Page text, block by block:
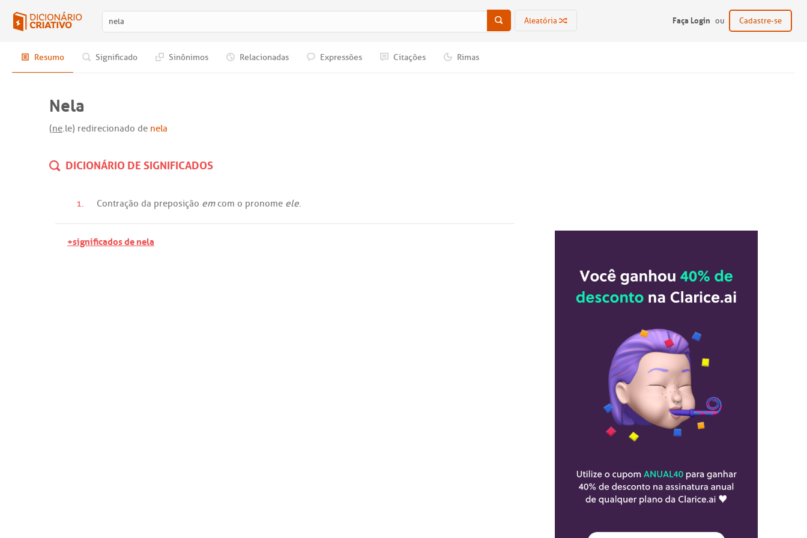
Aleatória Faça Login ou Cadastre-se
Resumo Significado Sinônimos Relacionadas Expressões Citações Rimas
Nela
(ne.le) redirecionado de nela
DICIONÁRIO DE SIGNIFICADOS
1. Contração da preposição em com o pronome ele.
+significados de nela